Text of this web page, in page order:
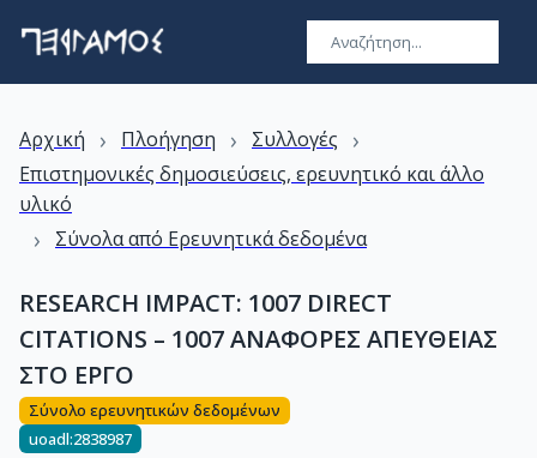
Αρχική › Πλοήγηση › Συλλογές ›
Επιστημονικές δημοσιεύσεις, ερευνητικό και άλλο
υλικό
› Σύνολα από Ερευνητικά δεδομένα
RESEARCH IMPACT: 1007 DIRECT
CITATIONS – 1007 ΑΝΑΦΟΡΕΣ ΑΠΕΥΘΕΙΑΣ
ΣΤΟ ΕΡΓΟ
Σύνολο ερευνητικών δεδομένων
uoadl:2838987